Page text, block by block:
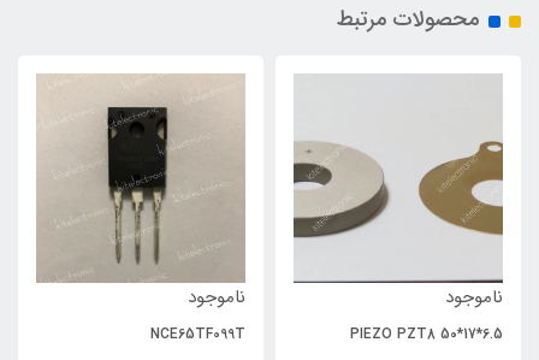
محصولات مرتبط
ناموجود
PIEZO PZT8 50*17*6.5
ناموجود
NCE65TF099T